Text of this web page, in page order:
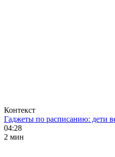
Контекст
Гаджеты по расписанию: дети
04:28
2 мин